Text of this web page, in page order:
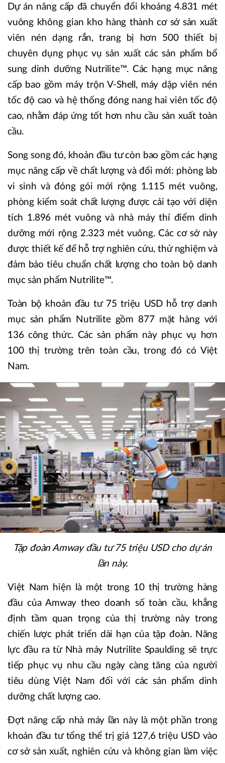
Dự án nâng cấp đã chuyển đổi khoảng 4.831 mét
vuông không gian kho hàng thành cơ sở sản xuất
viên nén dạng rắn, trang bị hơn 500 thiết bị
chuyên dụng phục vụ sản xuất các sản phẩm bổ
sung dinh dưỡng Nutrilite™. Các hạng mục nâng
cấp bao gồm máy trộn V-Shell, máy dập viên nén
tốc độ cao và hệ thống đóng nang hai viên tốc độ
cao, nhằm đáp ứng tốt hơn nhu cầu sản xuất toàn
cầu.
Song song đó, khoản đầu tư còn bao gồm các hạng
mục nâng cấp về chất lượng và đổi mới: phòng lab
vi sinh và đóng gói mới rộng 1.115 mét vuông,
phòng kiểm soát chất lượng được cải tạo với diện
tích 1.896 mét vuông và nhà máy thí điểm dinh
dưỡng mới rộng 2.323 mét vuông. Các cơ sở này
được thiết kế để hỗ trợ nghiên cứu, thử nghiệm và
đảm bảo tiêu chuẩn chất lượng cho toàn bộ danh
mục sản phẩm Nutrilite™.
Toàn bộ khoản đầu tư 75 triệu USD hỗ trợ danh
mục sản phẩm Nutrilite gồm 877 mặt hàng với
136 công thức. Các sản phẩm này phục vụ hơn
100 thị trường trên toàn cầu, trong đó có Việt
Nam.
Tập đoàn Amway đầu tư 75 triệu USD cho dự án
lần này.
Việt Nam hiện là một trong 10 thị trường hàng
đầu của Amway theo doanh số toàn cầu, khẳng
định tầm quan trọng của thị trường này trong
chiến lược phát triển dài hạn của tập đoàn. Năng
lực đầu ra từ Nhà máy Nutrilite Spaulding sẽ trực
tiếp phục vụ nhu cầu ngày càng tăng của người
tiêu dùng Việt Nam đối với các sản phẩm dinh
dưỡng chất lượng cao.
Đợt nâng cấp nhà máy lần này là một phần trong
khoản đầu tư tổng thể trị giá 127,6 triệu USD vào
cơ sở sản xuất, nghiên cứu và không gian làm việc